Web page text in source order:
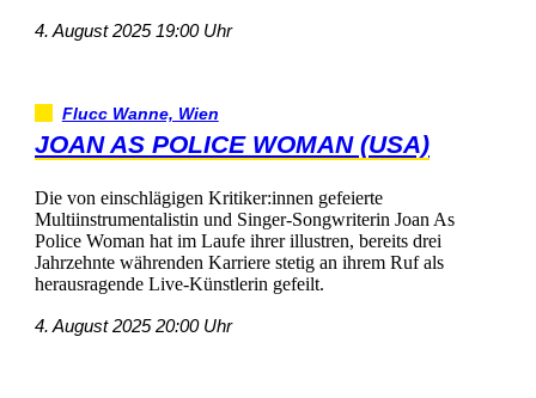
4.August202519:00Uhr
FluccWanne,Wien
JOANASPOLICEWOMAN(USA)
DievoneinschlägigenKritiker:innengefeierte
MultiinstrumentalistinundSinger-SongwriterinJoanAs
PoliceWomanhatimLaufeihrerillustren,bereitsdrei
JahrzehntewährendenKarrierestetiganihremRufals
herausragendeLive-Künstleringefeilt.
4.August202520:00Uhr